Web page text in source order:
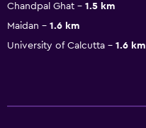
Chandpal Ghat
1.5 km
Maidan
1.6 km
University of Calcutta
1.6 km